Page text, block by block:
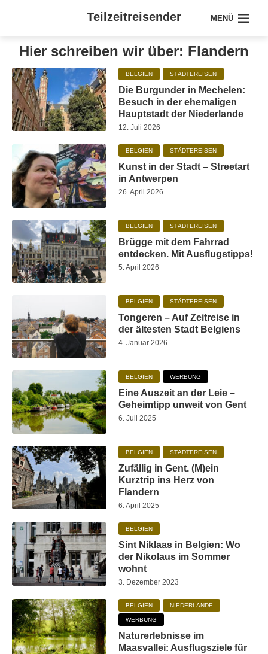
Teilzeitreisender MENÜ
Hier schreiben wir über: Flandern
BELGIEN STÄDTEREISEN
Die Burgunder in Mechelen:
Besuch in der ehemaligen
Hauptstadt der Niederlande
12. Juli 2026
BELGIEN STÄDTEREISEN
Kunst in der Stadt – Streetart
in Antwerpen
26. April 2026
BELGIEN STÄDTEREISEN
Brügge mit dem Fahrrad
entdecken. Mit Ausflugstipps!
5. April 2026
BELGIEN STÄDTEREISEN
Tongeren – Auf Zeitreise in
der ältesten Stadt Belgiens
4. Januar 2026
BELGIEN WERBUNG
Eine Auszeit an der Leie –
Geheimtipp unweit von Gent
6. Juli 2025
BELGIEN STÄDTEREISEN
Zufällig in Gent. (M)ein
Kurztrip ins Herz von
Flandern
6. April 2025
BELGIEN
Sint Niklaas in Belgien: Wo
der Nikolaus im Sommer
wohnt
3. Dezember 2023
BELGIEN NIEDERLANDE
WERBUNG
Naturerlebnisse im
Maasvallei: Ausflugsziele für